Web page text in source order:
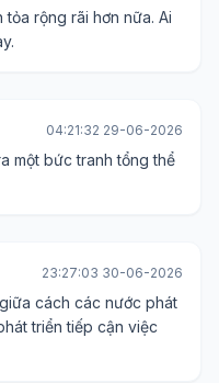
rộng rãi hơn nữa. Ai
04:21:32 29-06-2026
một bức tranh tổng thể
23:27:03 30-06-2026
cách các nước phát
triển tiếp cận việc